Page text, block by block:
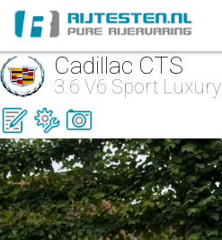
Cadillac CTS
3.6 V6 Sport Luxury